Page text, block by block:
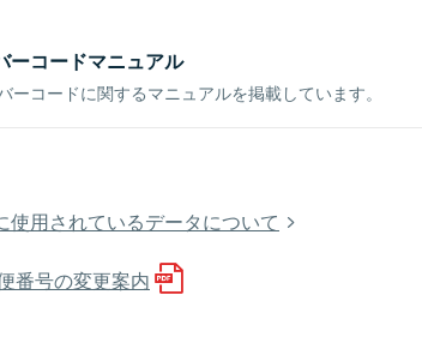
ーコードマニュアル
ーコードに関するマニュアルを掲載しています。
使用されているデータについて
番号の変更案内